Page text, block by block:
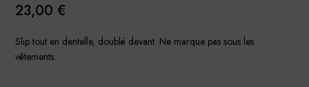
23,00 €
Slip tout en dentelle, doublé devant. Ne marque pas sous les
vêtements.